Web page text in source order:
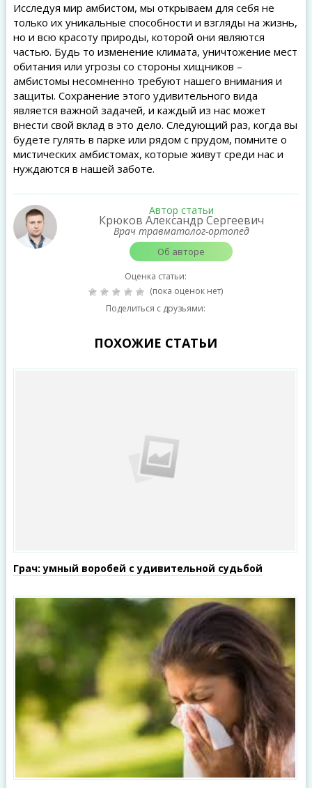
Исследуя мир амбистом, мы открываем для себя не
только их уникальные способности и взгляды на жизнь,
но и всю красоту природы, которой они являются
частью. Будь то изменение климата, уничтожение мест
обитания или угрозы со стороны хищников –
амбистомы несомненно требуют нашего внимания и
защиты. Сохранение этого удивительного вида
является важной задачей, и каждый из нас может
внести свой вклад в это дело. Следующий раз, когда вы
будете гулять в парке или рядом с прудом, помните о
мистических амбистомах, которые живут среди нас и
нуждаются в нашей заботе.
Автор статьи
Крюков Александр Сергеевич
Врач травматолог-ортопед
Об авторе
Оценка статьи:
(пока оценок нет)
Поделиться с друзьями:
ПОХОЖИЕ СТАТЬИ
Грач: умный воробей с удивительной судьбой